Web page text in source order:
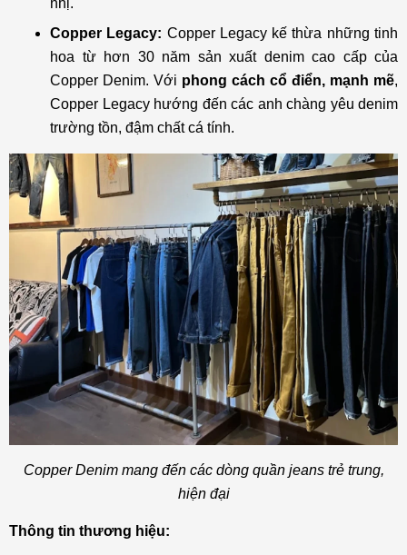
nhị.
Copper Legacy: Copper Legacy kế thừa những tinh
hoa từ hơn 30 năm sản xuất denim cao cấp của
Copper Denim. Với phong cách cổ điển, mạnh mẽ,
Copper Legacy hướng đến các anh chàng yêu denim
trường tồn, đậm chất cá tính.
Copper Denim mang đến các dòng quần jeans trẻ trung,
hiện đại
Thông tin thương hiệu: